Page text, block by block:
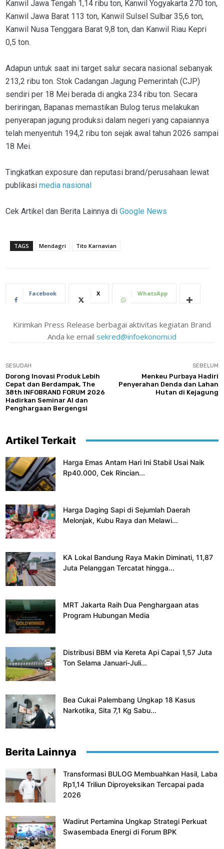
Kanwil Jawa Tengah 1,14 ribu ton, Kanwil Yogyakarta 270 ton,
Kanwil Jawa Barat 113 ton, Kanwil Sulsel Sulbar 35,6 ton,
Kanwil Nusa Tenggara Barat 9,8 ton, dan Kanwil Riau Kepri
0,5 ton.
Adapun untuk saat ini target salur secara nasional sebanyak
213,2 ribu ton. Stok Cadangan Jagung Pemerintah (CJP)
sendiri per 18 Mei berada di angka 234 ribu ton. Secara
beriringan, Bapanas memastikan Bulog terus melakukan
penyerapan jagung produksi dalam negeri yang capaiannya
telah menyentuh 194,2 ribu ton sejak awal tahun 2026 sampai
18 Mei.
Tingkatkan exposure dan reputasi brand/perusahaan lewat
publikasi media nasional
Cek Artikel dan Berita Lainnya di Google News
TAGS Mendagri Tito Karnavian
Facebook X WhatsApp
Kirimkan Press Release berbagai aktivitas kegiatan Brand
Anda ke email sekred@infoekonomi.id
SESUDAH
Dorong Inovasi Produk Lebih
Cepat dan Berdampak, The
38th INFOBRAND FORUM 2026
Hadirkan Seminar AI dan
Penghargaan Bergengsi
SEBELUM
Menkeu Purbaya Hadiri
Penyerahan Denda dan Lahan
Hutan di Kejagung
Artikel Terkait
Harga Emas Antam Hari Ini Stabil Usai Naik
Rp40.000, Cek Rincian...
Harga Daging Sapi di Sejumlah Daerah
Melonjak, Kubu Raya dan Melawi...
KA Lokal Bandung Raya Makin Diminati, 11,87
Juta Pelanggan Tercatat hingga...
MRT Jakarta Raih Dua Penghargaan atas
Program Hubungan Media
Distribusi BBM via Kereta Api Capai 1,57 Juta
Ton Selama Januari-Juli...
Bea Cukai Palembang Ungkap 18 Kasus
Narkotika, Sita 7,1 Kg Sabu...
Berita Lainnya
Transformasi BULOG Membuahkan Hasil, Laba
Rp1,14 Triliun Diproyeksikan Tercapai pada
2026
Wadirut Pertamina Ungkap Strategi Perkuat
Swasembada Energi di Forum BPK